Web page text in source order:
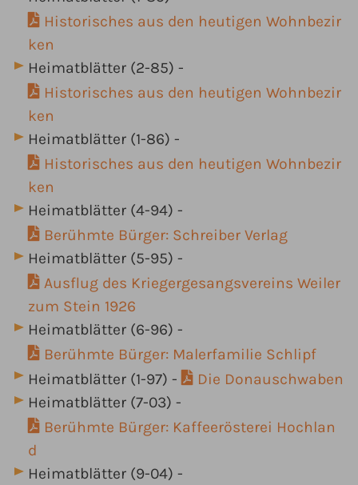
Historisches aus den heutigen Wohnbezir
ken
Heimatblätter (2-85) -
Historisches aus den heutigen Wohnbezir
ken
Heimatblätter (1-86) -
Historisches aus den heutigen Wohnbezir
ken
Heimatblätter (4-94) -
Berühmte Bürger: Schreiber Verlag
Heimatblätter (5-95) -
Ausflug des Kriegergesangsvereins Weiler
zum Stein 1926
Heimatblätter (6-96) -
Berühmte Bürger: Malerfamilie Schlipf
Heimatblätter (1-97) -
Die Donauschwaben
Heimatblätter (7-03) -
Berühmte Bürger: Kaffeerösterei Hochlan
d
Heimatblätter (9-04) -